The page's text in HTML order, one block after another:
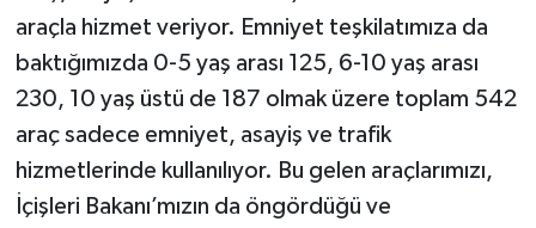
araçla hizmet veriyor. Emniyet teşkilatımıza da
baktığımızda 0-5 yaş arası 125, 6-10 yaş arası
230, 10 yaş üstü de 187 olmak üzere toplam 542
araç sadece emniyet, asayiş ve trafik
hizmetlerinde kullanılıyor. Bu gelen araçlarımızı,
İçişleri Bakanı’mızın da öngördüğü ve